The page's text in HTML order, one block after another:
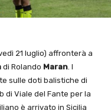
21 luglio) affronterà a
di Rolando Maran. I
sulle doti balistiche di
di Viale del Fante per la
è arrivato in Sicilia